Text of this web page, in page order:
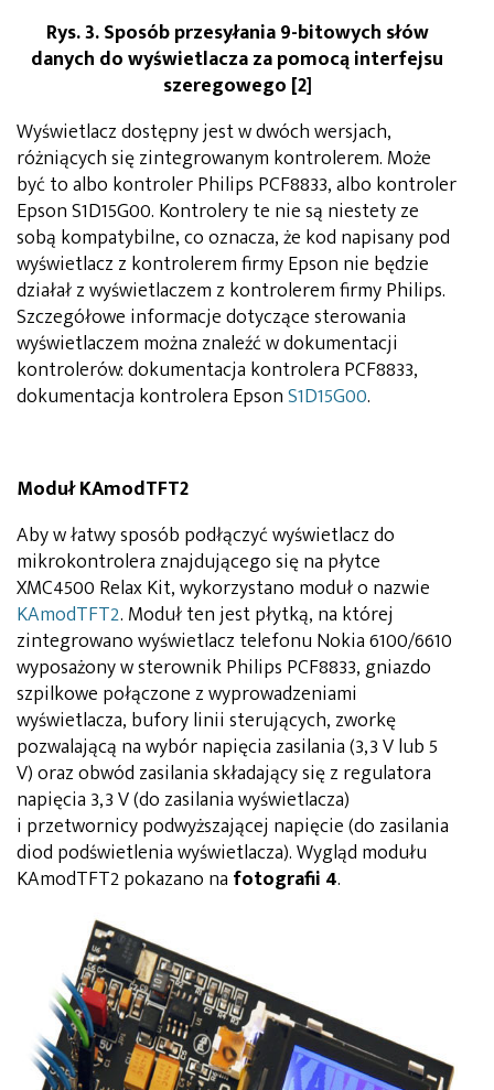
Rys. 3. Sposób przesyłania 9-bitowych słów
danych do wyświetlacza za pomocą interfejsu
szeregowego [2]
Wyświetlacz dostępny jest w dwóch wersjach,
różniących się zintegrowanym kontrolerem. Może
być to albo kontroler Philips PCF8833, albo kontroler
Epson S1D15G00. Kontrolery te nie są niestety ze
sobą kompatybilne, co oznacza, że kod napisany pod
wyświetlacz z kontrolerem firmy Epson nie będzie
działał z wyświetlaczem z kontrolerem firmy Philips.
Szczegółowe informacje dotyczące sterowania
wyświetlaczem można znaleźć w dokumentacji
kontrolerów: dokumentacja kontrolera PCF8833,
dokumentacja kontrolera EpsonS1D15G00.
Moduł KAmodTFT2
Aby w łatwy sposób podłączyć wyświetlacz do
mikrokontrolera znajdującego się na płytce
XMC4500 Relax Kit, wykorzystano moduł o nazwie
KAmodTFT2. Moduł ten jest płytką, na której
zintegrowano wyświetlacz telefonu Nokia 6100/6610
wyposażony w sterownik Philips PCF8833, gniazdo
szpilkowe połączone z wyprowadzeniami
wyświetlacza, bufory linii sterujących, zworkę
pozwalającą na wybór napięcia zasilania (3,3 V lub 5
V) oraz obwód zasilania składający się z regulatora
napięcia 3,3 V (do zasilania wyświetlacza)
i przetwornicy podwyższającej napięcie (do zasilania
diod podświetlenia wyświetlacza). Wygląd modułu
KAmodTFT2 pokazano na fotografii 4.